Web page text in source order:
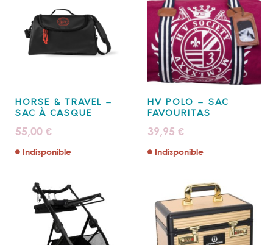
HORSE & TRAVEL –
SAC À CASQUE
55,00 €
Indisponible
HV POLO – SAC
FAVOURITAS
39,95 €
Indisponible